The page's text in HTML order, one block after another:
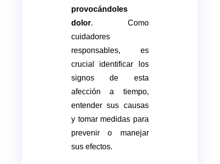
provocándoles
dolor. Como
cuidadores
responsables, es
crucial identificar los
signos de esta
afección a tiempo,
entender sus causas
y tomar medidas para
prevenir o manejar
sus efectos.